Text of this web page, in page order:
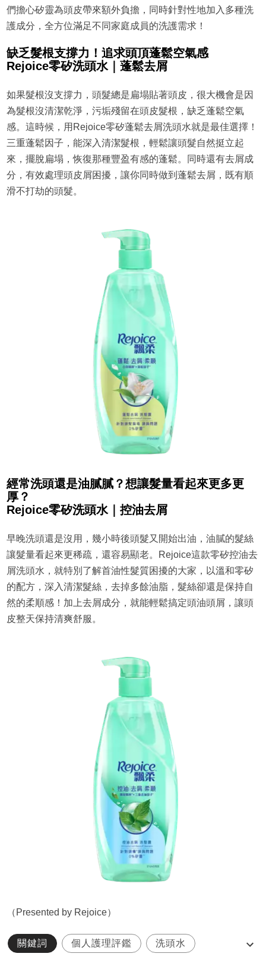
們擔心矽靈為頭皮帶來額外負擔，同時針對性地加入多種洗
護成分，全方位滿足不同家庭成員的洗護需求！
缺乏髮根支撐力！追求頭頂蓬鬆空氣感
Rejoice零矽洗頭水｜蓬鬆去屑
如果髮根沒支撐力，頭髮總是扁塌貼著頭皮，很大機會是因
為髮根沒清潔乾淨，污垢殘留在頭皮髮根，缺乏蓬鬆空氣
感。這時候，用Rejoice零矽蓬鬆去屑洗頭水就是最佳選擇！
三重蓬鬆因子，能深入清潔髮根，輕鬆讓頭髮自然挺立起
來，擺脫扁塌，恢復那種豐盈有感的蓬鬆。同時還有去屑成
分，有效處理頭皮屑困擾，讓你同時做到蓬鬆去屑，既有順
滑不打劫的頭髮。
經常洗頭還是油膩膩？想讓髮量看起來更多更
厚？
Rejoice零矽洗頭水｜控油去屑
早晚洗頭還是沒用，幾小時後頭髮又開始出油，油膩的髮絲
讓髮量看起來更稀疏，還容易顯老。Rejoice這款零矽控油去
屑洗頭水，就特別了解首油性髮質困擾的大家，以溫和零矽
的配方，深入清潔髮絲，去掉多餘油脂，髮絲卻還是保持自
然的柔順感！加上去屑成分，就能輕鬆搞定頭油頭屑，讓頭
皮整天保持清爽舒服。
（Presented by Rejoice）
關鍵詞 個人護理評鑑 洗頭水